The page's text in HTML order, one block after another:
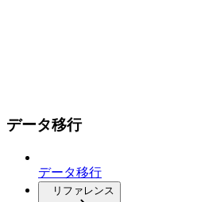
データ移行
データ移行
リファレンス